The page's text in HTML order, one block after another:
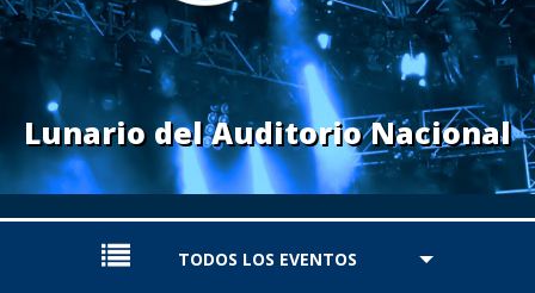
Lunario del Auditorio Nacional
TODOS LOS EVENTOS